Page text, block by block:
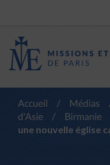
Accueil / Médias
d'Asie
/ Birmanie
une nouvelle église